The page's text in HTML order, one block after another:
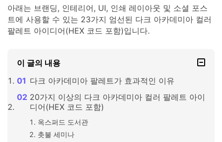
아래는 브랜딩, 인테리어, UI, 인쇄 레이아웃 및 소셜 포스
트에 사용할 수 있는 23가지 엄선된 다크 아카데미아 컬러
팔레트 아이디어(HEX 코드 포함)입니다.
이 글의 내용
다크 아카데미아 팔레트가 효과적인 이유
20가지 이상의 다크 아카데미아 컬러 팔레트 아이
디어(HEX 코드 포함)
옥스퍼드 도서관
촛불 세미나